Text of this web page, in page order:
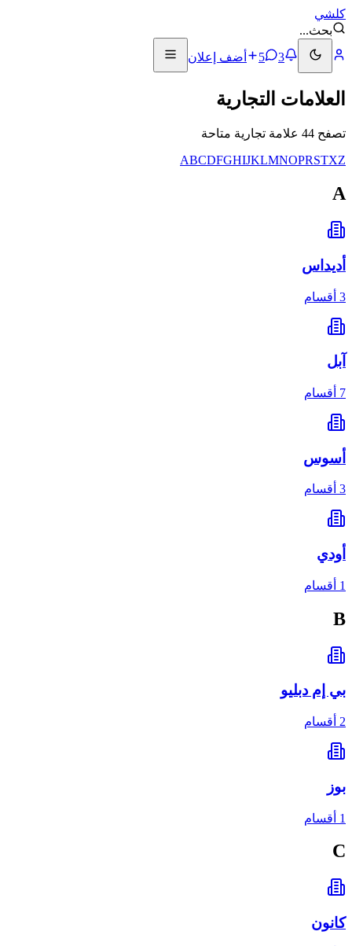
كلشي
بحث...
3
5 أضف إعلان
العلامات التجارية
تصفح 44 علامة تجارية متاحة
ABCDFGHIJKLMNOPRSTXZ
A
أديداس
3 أقسام
آبل
7 أقسام
أسوس
3 أقسام
أودي
1 أقسام
B
بي إم دبليو
2 أقسام
بوز
1 أقسام
C
كانون